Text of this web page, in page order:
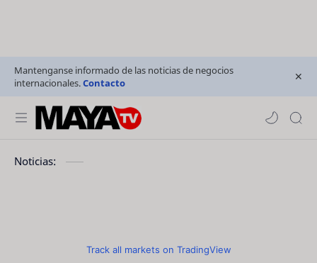
Mantenganse informado de las noticias de negocios
internacionales.Contacto
Noticias:
Track all markets on TradingView